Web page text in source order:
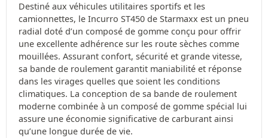
Destiné aux véhicules utilitaires sportifs et les
camionnettes, le Incurro ST450 de Starmaxx est un pneu
radial doté d’un composé de gomme conçu pour offrir
une excellente adhérence sur les route sèches comme
mouillées. Assurant confort, sécurité et grande vitesse,
sa bande de roulement garantit maniabilité et réponse
dans les virages quelles que soient les conditions
climatiques. La conception de sa bande de roulement
moderne combinée à un composé de gomme spécial lui
assure une économie significative de carburant ainsi
qu’une longue durée de vie.